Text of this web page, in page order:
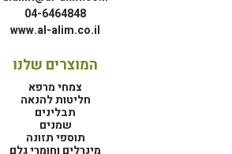
04-6464848
www.al-alim.co.il
המוצרים שלנו
צמחי מרפא
חליטות להנאה
תבלינים
שמנים
תוספי תזונה